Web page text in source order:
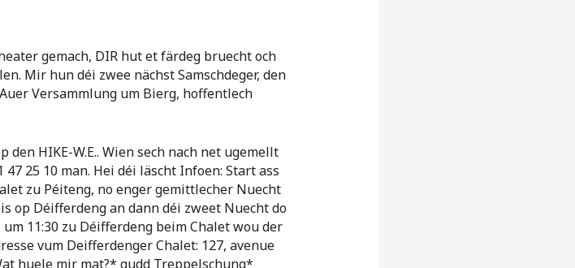
gemach, DIR hut et färdeg bruecht och
Mir hun déi zwee nächst Samschdeger, den
Versammlung um Bierg, hoffentlech
HIKE-W.E.. Wien sech nach net ugemellt
25 10 man. Hei déi läscht Infoen: Start ass
zu Péiteng, no enger gemittlecher Nuecht
op Déifferdeng an dann déi zweet Nuecht do
11:30 zu Déifferdeng beim Chalet wou der
vum Deifferdenger Chalet: 127, avenue
huele mir mat?* gudd Treppelschung*